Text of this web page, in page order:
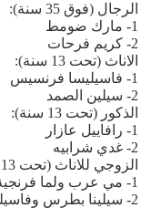
الرجال (فوق 35 سنة)
:
1- مارك ضومط
2- كريم فرحات
الاناث (تحت 13 سنة)
:
1- فاسيليسا فرنسيس
2- سيلين الصمد
الذكور (تحت 13 سنة)
:
1- رافاييل عازار
2- غدي شرابيه
الزوجي للاناث (تحت 13 سنة)
1- مي عرب ولما فرنجية
2- سيلينا بطرس وفاسيليسا فرنسيس